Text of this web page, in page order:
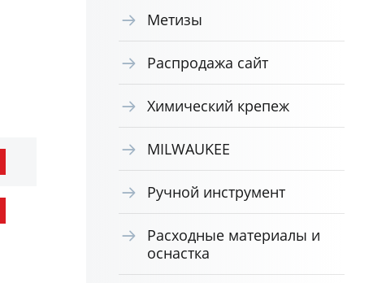
Метизы
Распродажа сайт
Химический крепеж
MILWAUKEE
Ручной инструмент
Расходные материалы и
оснастка